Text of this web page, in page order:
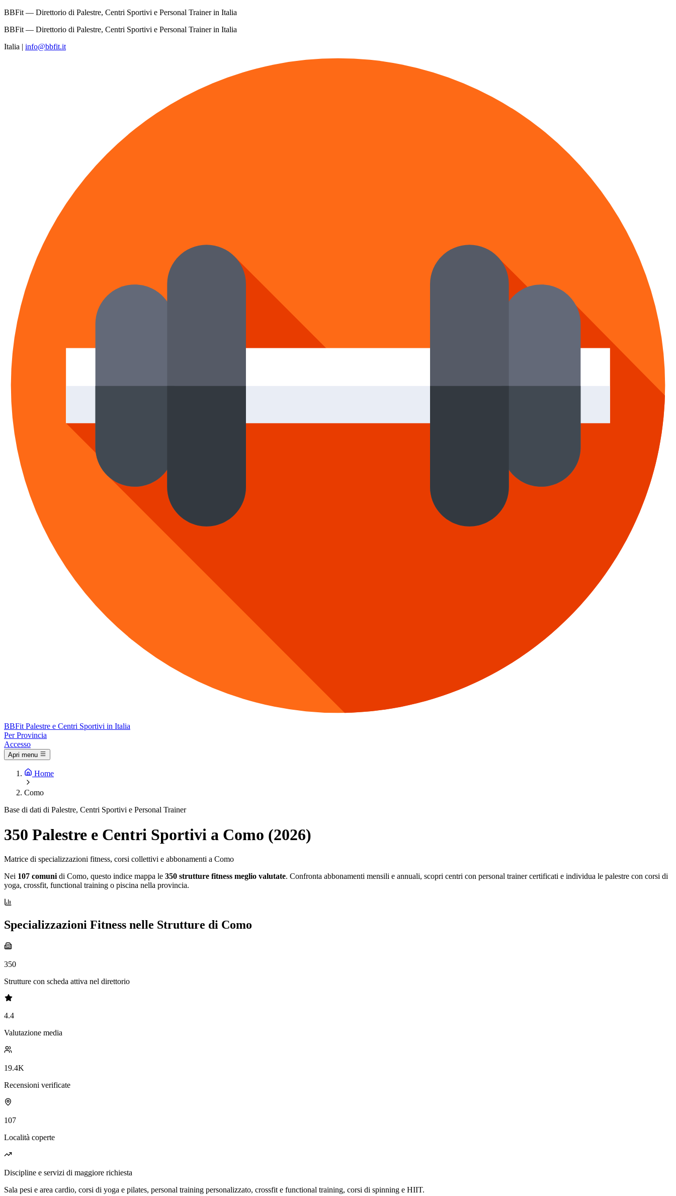
BBFit — Direttorio di Palestre, Centri Sportivi e Personal Trainer in Italia
BBFit — Direttorio di Palestre, Centri Sportivi e Personal Trainer in Italia
Italia | info@bbfit.it
BBFit Palestre e Centri Sportivi in Italia
Per Provincia
Accesso
Apri menu
Home
Como
Base di dati di Palestre, Centri Sportivi e Personal Trainer
350 Palestre e Centri Sportivi a Como (2026)
Matrice di specializzazioni fitness, corsi collettivi e abbonamenti a Como
Nei 107 comuni di Como, questo indice mappa le 350 strutture fitness meglio valutate. Confronta abbonamenti mensili e annuali, scopri centri con personal trainer certificati e individua le palestre con corsi di
yoga, crossfit, functional training o piscina nella provincia.
Specializzazioni Fitness nelle Strutture di Como
350
Strutture con scheda attiva nel direttorio
4.4
Valutazione media
19.4K
Recensioni verificate
107
Località coperte
Discipline e servizi di maggiore richiesta
Sala pesi e area cardio, corsi di yoga e pilates, personal training personalizzato, crossfit e functional training, corsi di spinning e HIIT.